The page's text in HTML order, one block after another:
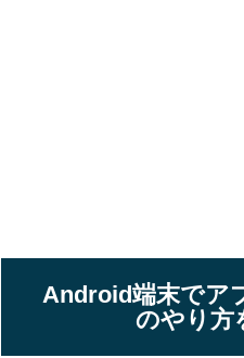
Android端末でア
のやり方